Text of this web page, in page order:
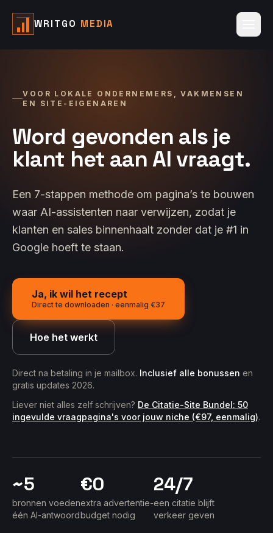
WRITGO MEDIA
VOOR LOKALE ONDERNEMERS, VAKMENSEN
EN SITE-EIGENAREN
Word gevonden als je
klant het aan AI vraagt.
Een 7-stappen methode om pagina’s te bouwen
waar AI-assistenten naar verwijzen, zodat je
klanten en sales binnenhaalt zonder dat je #1 in
Google hoeft te staan.
Ja, ik wil het recept
Direct te downloaden · eenmalig €37
Hoe het werkt
Direct na betaling in je mailbox. Inclusief alle bonussen en
gratis updates 2026.
Liever niet alles zelf schrijven? De Citatie-Site Bundel: 50
ingevulde vraagpagina's voor jouw niche (€97, eenmalig).
~5
bronnen voeden
één AI-antwoord
€0
extra advertentie-
budget nodig
24/7
een citatie blijft
verkeer geven